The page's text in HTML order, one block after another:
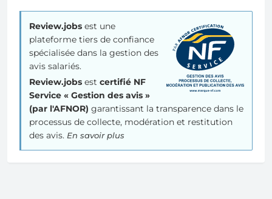
Review.jobs est une
plateforme tiers de confiance
spécialisée dans la gestion des
avis salariés.
Review.jobs est certifié NF
Service « Gestion des avis »
(par l'AFNOR) garantissant la transparence dans le
processus de collecte, modération et restitution
des avis. En savoir plus